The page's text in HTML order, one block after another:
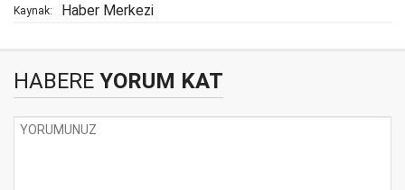
Kaynak: Haber Merkezi
HABERE YORUM KAT